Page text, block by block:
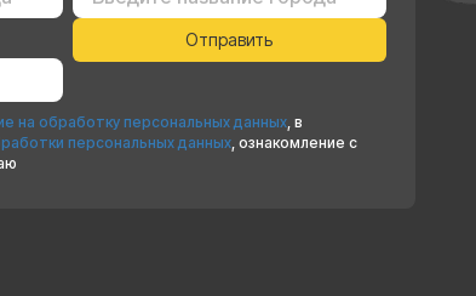
на обработку персональных данных, в
персональных данных, ознакомление с